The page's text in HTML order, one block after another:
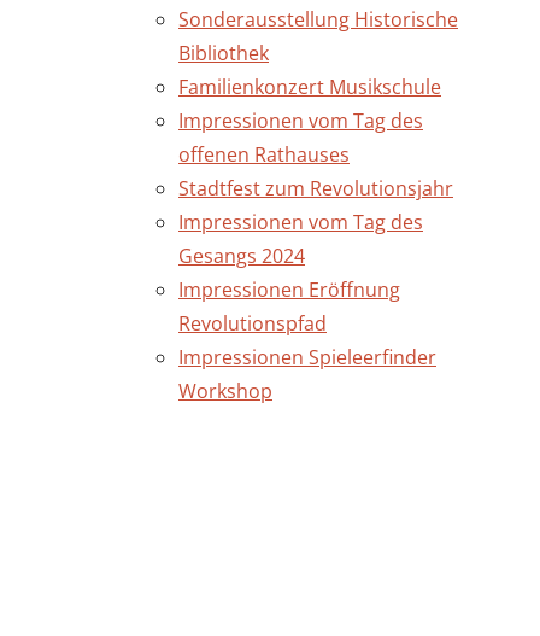
Sonderausstellung Historische
Bibliothek
Familienkonzert Musikschule
Impressionen vom Tag des
offenen Rathauses
Stadtfest zum Revolutionsjahr
Impressionen vom Tag des
Gesangs 2024
Impressionen Eröffnung
Revolutionspfad
Impressionen Spieleerfinder
Workshop